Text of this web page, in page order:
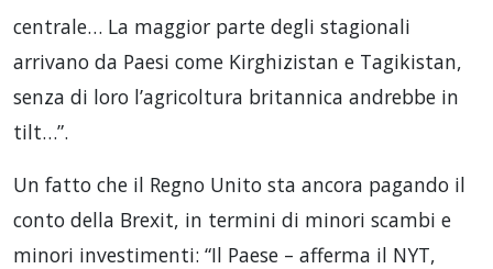
centrale… La maggior parte degli stagionali
arrivano da Paesi come Kirghizistan e Tagikistan,
senza di loro l’agricoltura britannica andrebbe in
tilt…”.
Un fatto che il Regno Unito sta ancora pagando il
conto della Brexit, in termini di minori scambi e
minori investimenti: “Il Paese – afferma il NYT,